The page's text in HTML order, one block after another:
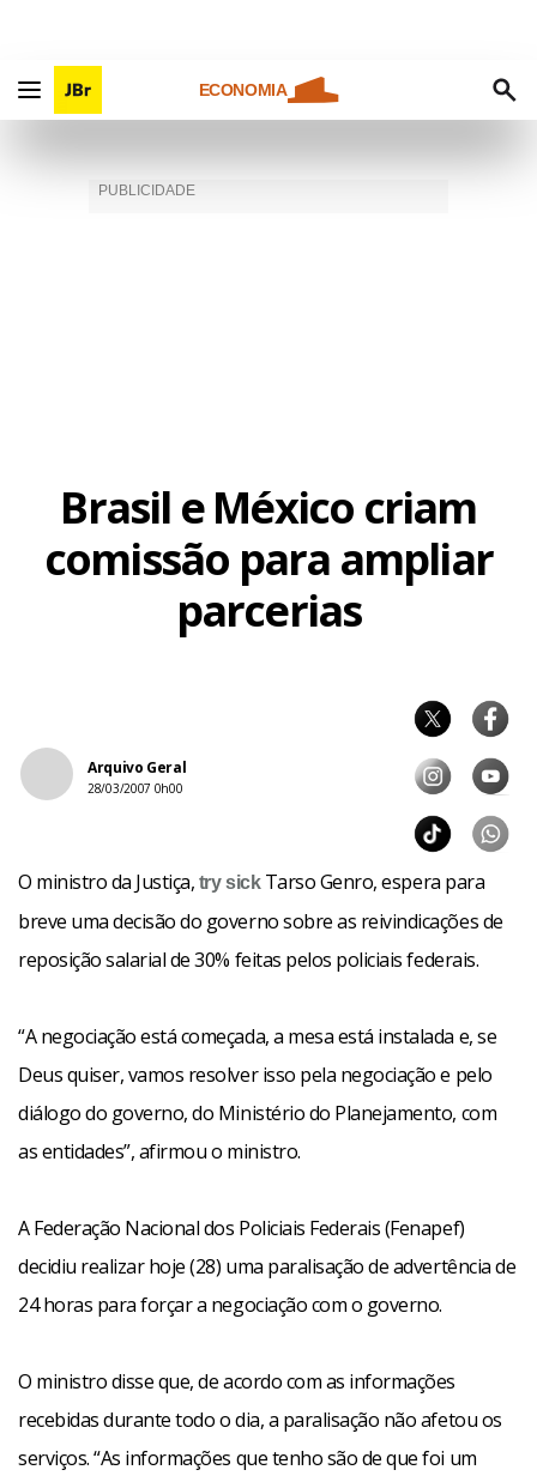
ECONOMIA
Brasil e México criam
comissão para ampliar
parcerias
Arquivo Geral
28/03/2007 0h00
O ministro da Justiça, try sickTarso Genro, espera para
breve uma decisão do governo sobre as reivindicações de
reposição salarial de 30% feitas pelos policiais federais.
“A negociação está começada, a mesa está instalada e, se
Deus quiser, vamos resolver isso pela negociação e pelo
diálogo do governo, do Ministério do Planejamento, com
as entidades”, afirmou o ministro.
A Federação Nacional dos Policiais Federais (Fenapef)
decidiu realizar hoje (28) uma paralisação de advertência de
24 horas para forçar a negociação com o governo.
O ministro disse que, de acordo com as informações
recebidas durante todo o dia, a paralisação não afetou os
serviços. “As informações que tenho são de que foi um